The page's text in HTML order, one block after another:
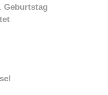
Geburtstag